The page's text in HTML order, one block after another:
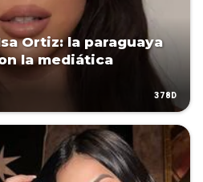
Ortiz: la paraguaya
la mediática
378D